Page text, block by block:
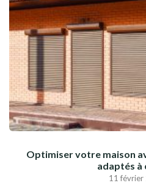
Optimiser votre maison
adaptés à
11 février